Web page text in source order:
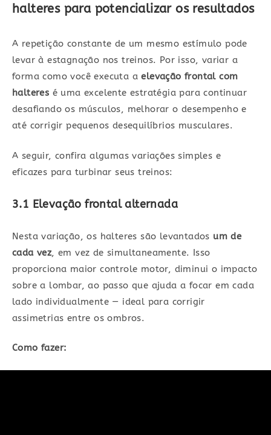
halteres para potencializar os resultados
A repetição constante de um mesmo estímulo pode
levar à estagnação nos treinos. Por isso, variar a
forma como você executa aelevação frontal com
halteres é uma excelente estratégia para continuar
desafiando os músculos, melhorar o desempenho e
até corrigir pequenos desequilíbrios musculares.
A seguir, confira algumas variações simples e
eficazes para turbinar seus treinos:
3.1 Elevação frontal alternada
Nesta variação, os halteres são levantados um de
cada vez, em vez de simultaneamente. Isso
proporciona maior controle motor, diminui o impacto
sobre a lombar, ao passo que ajuda a focar em cada
lado individualmente — ideal para corrigir
assimetrias entre os ombros.
Como fazer: